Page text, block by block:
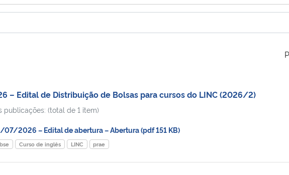
– Edital de Distribuição de Bolsas para cursos do LINC (2026/2)
publicações: (total de 1 item)
07/2026 – Edital de abertura – Abertura (pdf 151 KB)
bse Curso de inglês LINC prae